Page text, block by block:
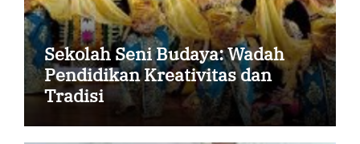
Sekolah Seni Budaya: Wadah
Pendidikan Kreativitas dan
Tradisi